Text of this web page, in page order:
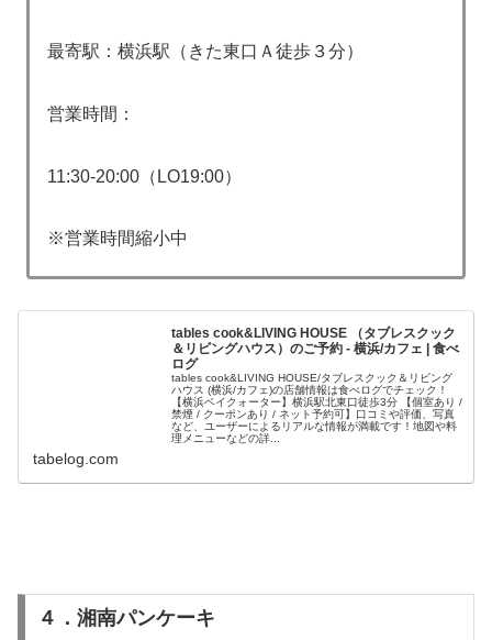
最寄駅：横浜駅（きた東口Ａ徒歩３分）
営業時間：
11:30-20:00（LO19:00）
※営業時間縮小中
tables cook&LIVING HOUSE （タブレスクック
＆リビングハウス）のご予約 - 横浜/カフェ | 食べ
ログ
tables cook&LIVING HOUSE/タブレスクック＆リビング
ハウス (横浜/カフェ)の店舗情報は食べログでチェック！
【横浜ベイクォーター】横浜駅北東口徒歩3分 【個室あり /
禁煙 / クーポンあり / ネット予約可】口コミや評価、写真
など、ユーザーによるリアルな情報が満載です！地図や料
理メニューなどの詳...
tabelog.com
４．湘南パンケーキ